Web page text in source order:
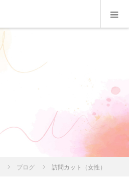
ブログ 訪問カット（女性）